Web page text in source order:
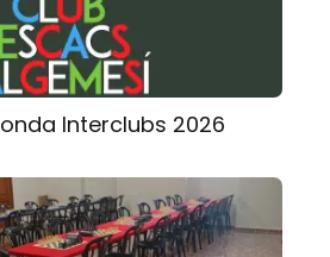
Interclubs 2026